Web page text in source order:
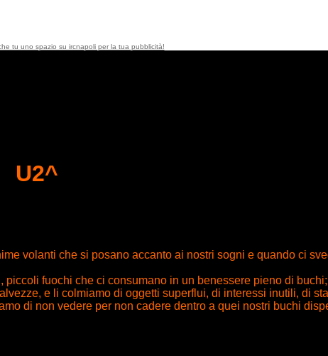
tu uno spazio su ircnapoli per la tua pubblicità!
U2^
volanti che si posano accanto ai nostri sogni e quando ci
fuochi che ci consumano in un benessere pieno di
e li colmiamo di oggetti superflui, di interessi inutili, di
di non vedere per non cadere dentro a quei nostri buchi